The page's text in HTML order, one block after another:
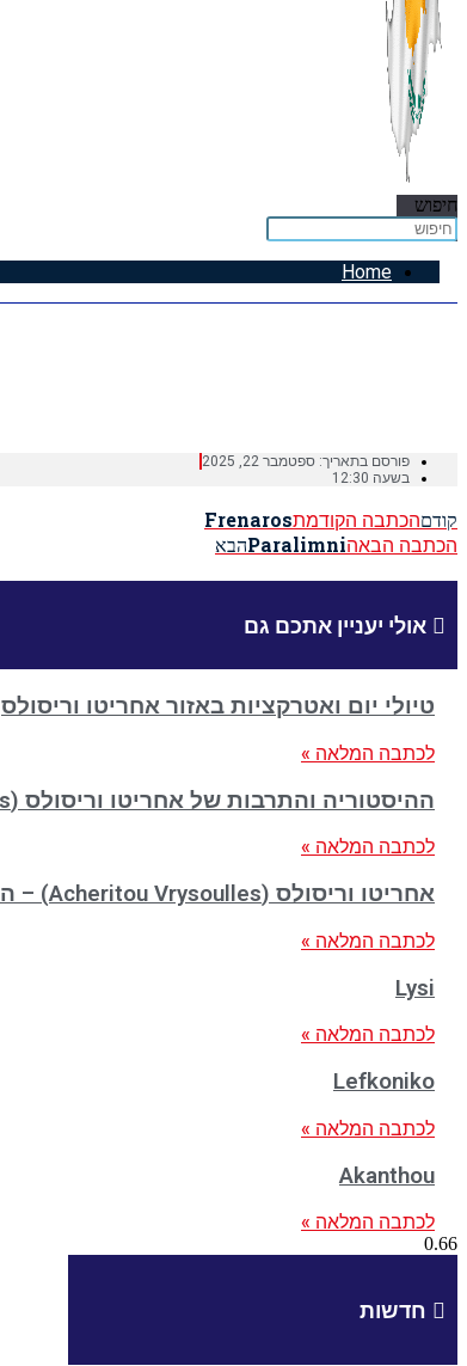
חיפוש
Home
פורסם בתאריך: ספטמבר 22, 2025
בשעה 12:30
קודםהכתבה הקודמתFrenaros
הכתבה הבאהParalimniהבא
אולי יעניין אתכם גם
טיולי יום ואטרקציות באזור אחריטו וריסולס
לכתבה המלאה »
ההיסטוריה והתרבות של אחריטו וריסולס (Acheritou Vrysoulles)
לכתבה המלאה »
אחריטו וריסולס (Acheritou Vrysoulles) – המדריך המלא למטייל הישראלי
לכתבה המלאה »
Lysi
לכתבה המלאה »
Lefkoniko
לכתבה המלאה »
Akanthou
לכתבה המלאה »
חדשות